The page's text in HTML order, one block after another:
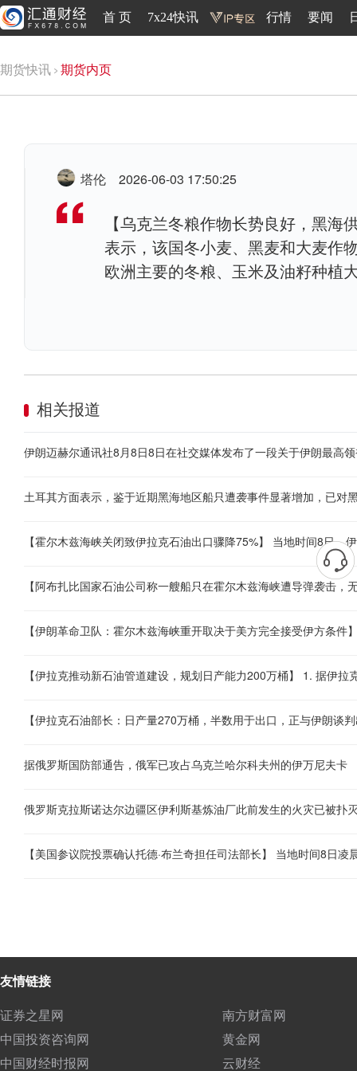
首 页 7x24快讯 行情 要闻
期货快讯 期货内页
塔伦 2026-06-03 17:50:25
【乌克兰冬粮作物长势良好，黑
表示，该国冬小麦、黑麦和大麦作
欧洲主要的冬粮、玉米及油籽种植
相关报道
伊朗迈赫尔通讯社8月8日8日在社交媒体发布了一段关于伊朗最高
土耳其方面表示，鉴于近期黑海地区船只遭袭事件显著增加，已对
据俄罗斯国防部通告，俄军已攻占乌克兰哈尔科夫州的伊万尼夫卡
俄罗斯克拉斯诺达尔边疆区伊利斯基炼油厂此前发生的火灾已被扑
友情链接
证券之星网
南方财富网
中国投资咨询网
黄金网
中国财经时报网
云财经